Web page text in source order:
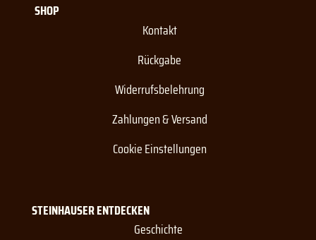
STEINHAUSER ENTDECKEN
Geschichte
SHOP
Kontakt
Rückgabe
Widerrufsbelehrung
Zahlungen & Versand
Cookie Einstellungen